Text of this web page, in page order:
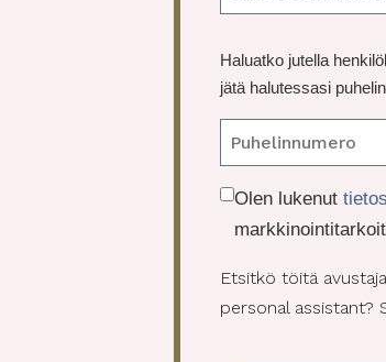
m
i
l
P
k
n
l
i
Haluatko jutella
jätä halutessasi
C
s
e
Olen lukenut
Etsitkö töitä
personal assistant?